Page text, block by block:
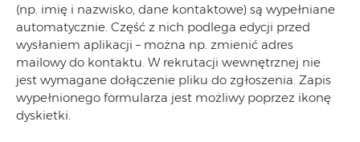
(np. imię i nazwisko, dane kontaktowe) są wypełniane
automatycznie. Część z nich podlega edycji przed
wysłaniem aplikacji – można np. zmienić adres
mailowy do kontaktu. W rekrutacji wewnętrznej nie
jest wymagane dołączenie pliku do zgłoszenia. Zapis
wypełnionego formularza jest możliwy poprzez ikonę
dyskietki.